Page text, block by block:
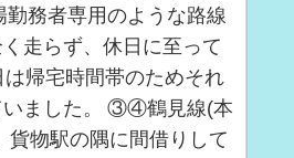
勤務者専用のような路線
走らず、休日に至って
帰宅時間帯のためそれ
いました。 ③④鶴見線(本
貨物駅の隅に間借りして